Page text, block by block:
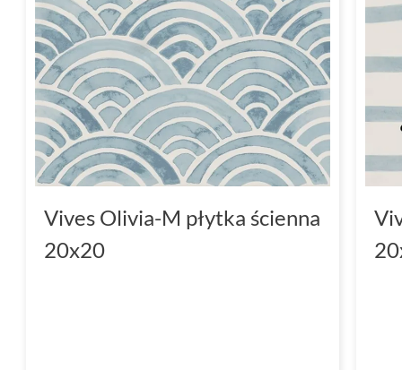
Vives Olivia-M płytka ścienna
20x20